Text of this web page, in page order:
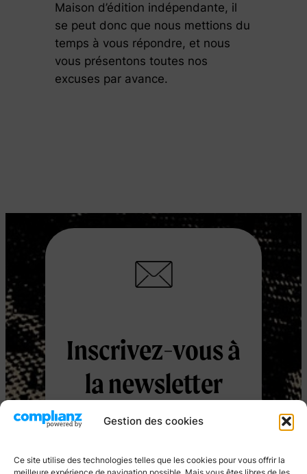
Gestion des cookies
Ce site utilise des technologies telles que les cookies pour vous offrir la
Maison d’édition indépendante, il
se peut donc que nous mettions du
temps à vous répondre, et nous
vous présentons toutes nos
excuses par avance.
Inscrivez-vous à
la newsletter
des éditionsLes Autres Terres